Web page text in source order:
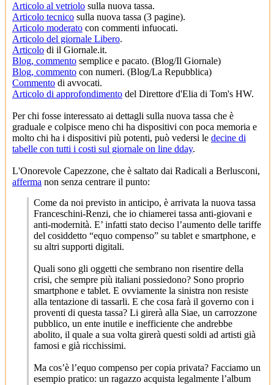
Articolo al vetriolo sulla nuova tassa.
Articolo tecnico sulla nuova tassa (3 pagine).
Articolo moderato con commenti infuocati.
Articolo del giornale Libero.
Articolo di il Giornale.it.
Blog, commento semplice e pacato. (Blog/Il Giornale)
Blog, commento con numeri. (Blog/La Repubblica)
Commento di avvocati.
Articolo di approfondimento del Direttore d'Elia di Tom's HW.
Per chi fosse interessato ai dettagli sulla nuova tassa che è
graduale e colpisce meno chi ha dispositivi con poca memoria e
molto chi ha i dispositivi più potenti, può vedersi le decine di
tabelle con tutti i costi sul giornale on line dday.
L'Onorevole Capezzone, che è saltato dai Radicali a Berlusconi,
afferma non senza centrare il punto:
Come da noi previsto in anticipo, è arrivata la nuova tassa
Franceschini-Renzi, che io chiamerei tassa anti-giovani e
anti-modernità. E’ infatti stato deciso l’aumento delle tariffe
del cosiddetto “equo compenso” su tablet e smartphone, e
su altri supporti digitali.
Quali sono gli oggetti che sembrano non risentire della
crisi, che sempre più italiani possiedono? Sono proprio
smartphone e tablet. E ovviamente la sinistra non resiste
alla tentazione di tassarli. E che cosa farà il governo con i
proventi di questa tassa? Li girerà alla Siae, un carrozzone
pubblico, un ente inutile e inefficiente che andrebbe
abolito, il quale a sua volta girerà questi soldi ad artisti già
famosi e già ricchissimi.
Ma cos’è l’equo compenso per copia privata? Facciamo un
esempio pratico: un ragazzo acquista legalmente l’album